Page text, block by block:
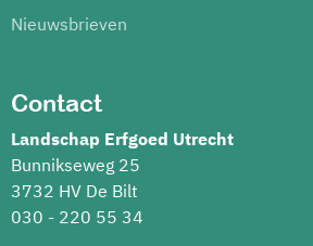
Nieuwsbrieven
Contact
Landschap Erfgoed Utrecht
Bunnikseweg 25
3732 HV De Bilt
030 - 220 55 34